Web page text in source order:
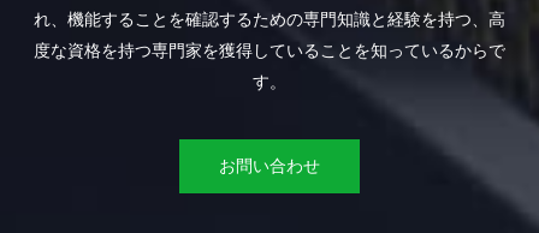
れ、機能することを確認するための専門知識と経験を持つ、高
度な資格を持つ専門家を獲得していることを知っているからで
す。
お問い合わせ